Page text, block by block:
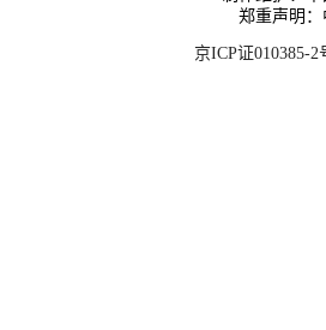
郑重声明
京ICP证010385-2